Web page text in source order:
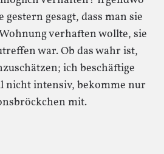
gestern gesagt, dass man sie
verhaften wollte, sie
war. Ob das wahr ist,
ich beschäftige
nicht intensiv, bekomme nur
mit.